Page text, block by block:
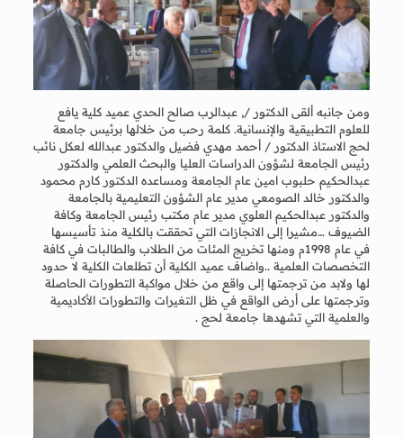
ومن جانبه ألقى الدكتور /, عبدالرب صالح الحدي عميد كلية يافع
للعلوم التطبيقية والإنسانية. كلمة رحب من خلالها برئيس جامعة
لحج الاستاذ الدكتور / أحمد مهدي فضيل والدكتور عبدالله لعكل نائب
رئيس الجامعة لشؤون الدراسات العليا والبحث العلمي والدكتور
عبدالحكيم حلبوب امين عام الجامعة ومساعده الدكتور كارم محمود
والدكتور خالد الصومعي مدير عام الشؤون التعليمية بالجامعة
والدكتور عبدالحكيم العلوي مدير عام مكتب رئيس الجامعة وكافة
الضيوف …مشيرا إلى الانجازات التي تحققت بالكلية منذ تأسيسها
في عام 1998م ومنها تخريج المئات من الطلاب والطالبات في كافة
التخصصات العلمية ..واضاف عميد الكلية أن تطلعات الكلية لا حدود
لها ولابد من ترجمتها إلى واقع من خلال مواكبة التطورات الحاصلة
وترجمتها على أرض الواقع في ظل التغيرات والتطورات الأكاديمية
والعلمية التي تشهدها جامعة لحج .